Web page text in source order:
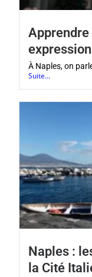
À Naples, on
Suite...
Naples :
la Cité